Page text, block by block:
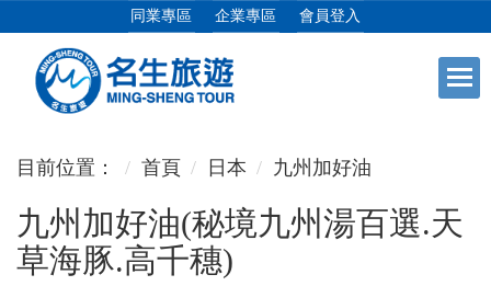
同業專區 企業專區 會員登入
日本專館
郵輪假期 +
目前位置： 首頁 日本 九州加好油
九州加好油(秘境九州湯百選.天
草海豚.高千穗)